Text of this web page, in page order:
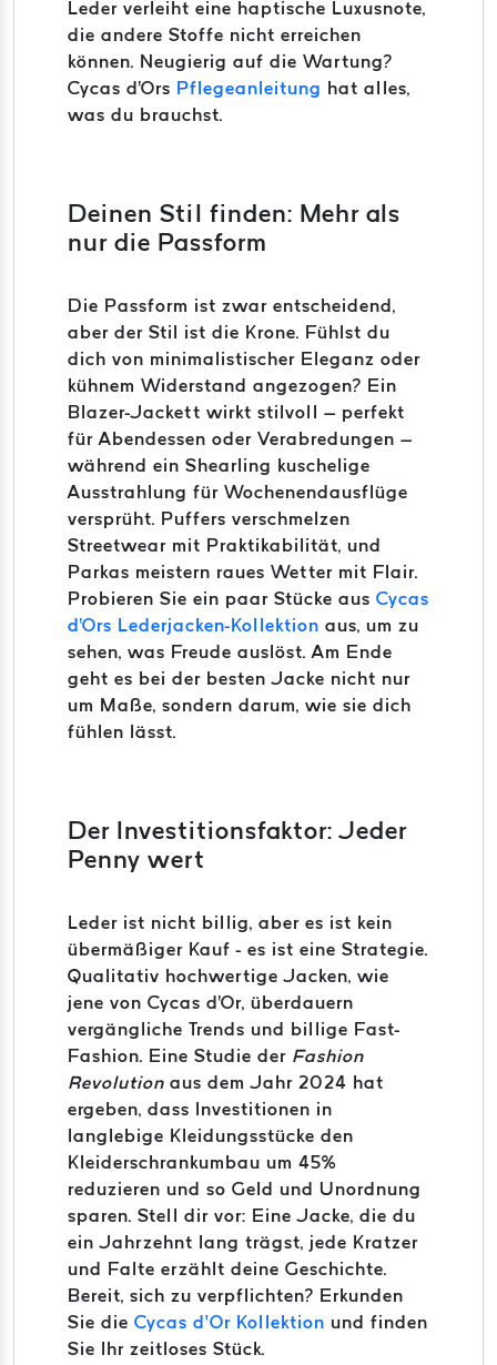
Leder verleiht eine haptische Luxusnote,
die andere Stoffe nicht erreichen
können. Neugierig auf die Wartung?
Cycas d'Ors Pflegeanleitung hat alles,
was du brauchst.
Deinen Stil finden: Mehr als
nur die Passform
Die Passform ist zwar entscheidend,
aber der Stil ist die Krone. Fühlst du
dich von minimalistischer Eleganz oder
kühnem Widerstand angezogen? Ein
Blazer-Jackett wirkt stilvoll – perfekt
für Abendessen oder Verabredungen –
während ein Shearling kuschelige
Ausstrahlung für Wochenendausflüge
versprüht. Puffers verschmelzen
Streetwear mit Praktikabilität, und
Parkas meistern raues Wetter mit Flair.
Probieren Sie ein paar Stücke aus Cycas
d'Ors Lederjacken-Kollektion aus, um zu
sehen, was Freude auslöst. Am Ende
geht es bei der besten Jacke nicht nur
um Maße, sondern darum, wie sie dich
fühlen lässt.
Der Investitionsfaktor: Jeder
Penny wert
Leder ist nicht billig, aber es ist kein
übermäßiger Kauf - es ist eine Strategie.
Qualitativ hochwertige Jacken, wie
jene von Cycas d'Or, überdauern
vergängliche Trends und billige Fast-
Fashion. Eine Studie der Fashion
Revolution aus dem Jahr 2024 hat
ergeben, dass Investitionen in
langlebige Kleidungsstücke den
Kleiderschrankumbau um 45%
reduzieren und so Geld und Unordnung
sparen. Stell dir vor: Eine Jacke, die du
ein Jahrzehnt lang trägst, jede Kratzer
und Falte erzählt deine Geschichte.
Bereit, sich zu verpflichten? Erkunden
Sie die Cycas d’Or Kollektion und finden
Sie Ihr zeitloses Stück.